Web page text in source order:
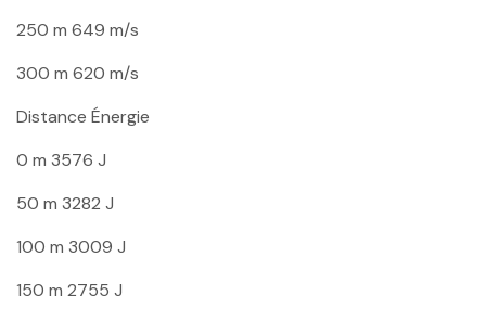
250 m 649 m/s
300 m 620 m/s
Distance Énergie
0 m 3576 J
50 m 3282 J
100 m 3009 J
150 m 2755 J